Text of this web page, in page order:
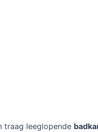
traag leeglopende